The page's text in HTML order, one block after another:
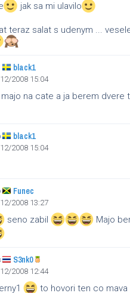
jak sa mi ulavilo
teraz salat s udenym ...
black1
2008 15:04
na cate a ja berem dvere
black1
2008 15:04
Funec
2008 13:27
seno zabil
Majo
S3nk0
2008 12:44
to hovori ten co